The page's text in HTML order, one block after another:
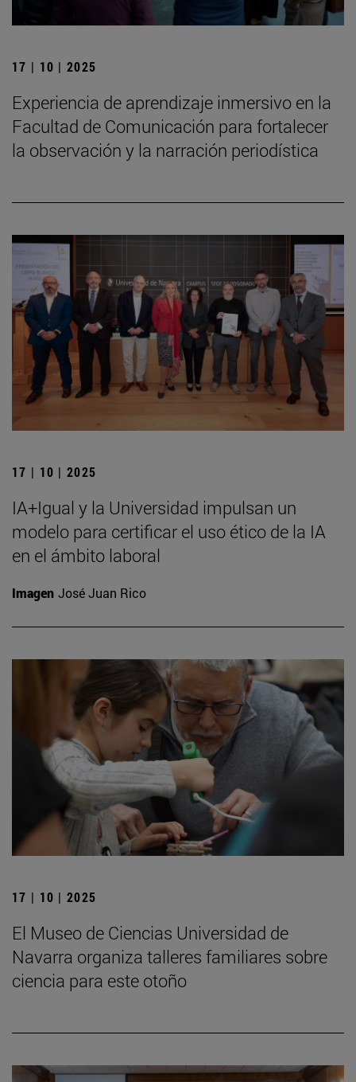
17 | 10 | 2025
Experiencia de aprendizaje inmersivo en la
Facultad de Comunicación para fortalecer
la observación y la narración periodística
17 | 10 | 2025
IA+Igual y la Universidad impulsan un
modelo para certificar el uso ético de la IA
en el ámbito laboral
Imagen José Juan Rico
17 | 10 | 2025
El Museo de Ciencias Universidad de
Navarra organiza talleres familiares sobre
ciencia para este otoño